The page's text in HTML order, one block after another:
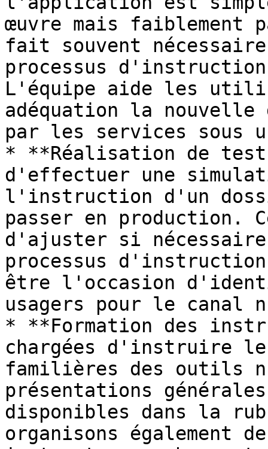
œuvre mais faiblement
fait souvent nécessaire
processus
L'équipe aide les
adéquation la
par les services sous
* **Réalisation de
d'effectuer une
l'instruction d'un
passer en production.
d'ajuster si
processus
être l'occasion
usagers pour le canal
* **Formation des
chargées d'instruire
familières des outils
présentations
disponibles dans la
organisons également